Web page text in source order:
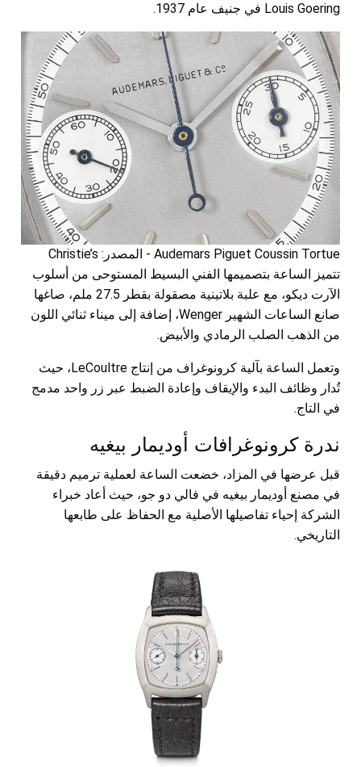
Louis Goering في جنيف عام 1937.
Audemars Piguet Coussin Tortue - المصدر: Christie’s
تتميز الساعة بتصميمها الفني البسيط المستوحى من أسلوب
الآرت ديكو، مع علبة بلاتينية مصقولة بقطر 27.5 ملم، صاغها
صانع الساعات الشهير Wenger، إضافة إلى ميناء ثنائي اللون
من الذهب الصلب الرمادي والأبيض.
وتعمل الساعة بآلية كرونوغراف من إنتاج LeCoultre، حيث
تُدار وظائف البدء والإيقاف وإعادة الضبط عبر زر واحد مدمج
في التاج.
ندرة كرونوغرافات أوديمار بيغيه
قبل عرضها في المزاد، خضعت الساعة لعملية ترميم دقيقة
في مصنع أوديمار بيغيه في فالي دو جو، حيث أعاد خبراء
الشركة إحياء تفاصيلها الأصلية مع الحفاظ على طابعها
التاريخي.